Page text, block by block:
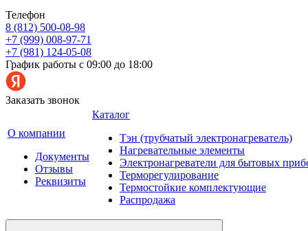
Телефон
8 (812) 500-08-98
+7 (999) 008-97-71
+7 (981) 124-05-08
График работы с 09:00 до 18:00
Заказать звонок
О компании
Документы
Отзывы
Реквизиты
Каталог
Тэн (трубчатый электронагреватель)
Нагревательные элементы
Электронагреватели для бытовых
Терморегулирование
Термостойкие комплектующие
Распродажа